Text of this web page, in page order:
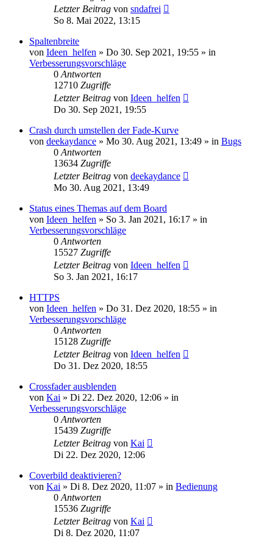
Letzter Beitrag von sndafrei
So 8. Mai 2022, 13:15
Spaltenbreite
von Ideen_helfen » Do 30. Sep 2021, 19:55 » in
Verbesserungsvorschläge
0 Antworten
12710 Zugriffe
Letzter Beitrag von Ideen_helfen
Do 30. Sep 2021, 19:55
Crash durch umstellen der Fade-Kurve
von deekaydance » Mo 30. Aug 2021, 13:49 » in Bugs
0 Antworten
13634 Zugriffe
Letzter Beitrag von deekaydance
Mo 30. Aug 2021, 13:49
Status eines Themas auf dem Board
von Ideen_helfen » So 3. Jan 2021, 16:17 » in
Verbesserungsvorschläge
0 Antworten
15527 Zugriffe
Letzter Beitrag von Ideen_helfen
So 3. Jan 2021, 16:17
HTTPS
von Ideen_helfen » Do 31. Dez 2020, 18:55 » in
Verbesserungsvorschläge
0 Antworten
15128 Zugriffe
Letzter Beitrag von Ideen_helfen
Do 31. Dez 2020, 18:55
Crossfader ausblenden
von Kai » Di 22. Dez 2020, 12:06 » in
Verbesserungsvorschläge
0 Antworten
15439 Zugriffe
Letzter Beitrag von Kai
Di 22. Dez 2020, 12:06
Coverbild deaktivieren?
von Kai » Di 8. Dez 2020, 11:07 » in Bedienung
0 Antworten
15536 Zugriffe
Letzter Beitrag von Kai
Di 8. Dez 2020, 11:07